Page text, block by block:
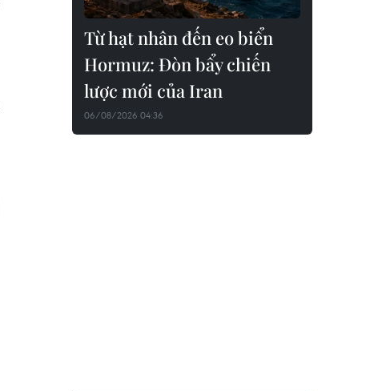
Từ hạt nhân đến eo biển
Hormuz: Đòn bẩy chiến
lược mới của Iran
06/08/2026 04:36